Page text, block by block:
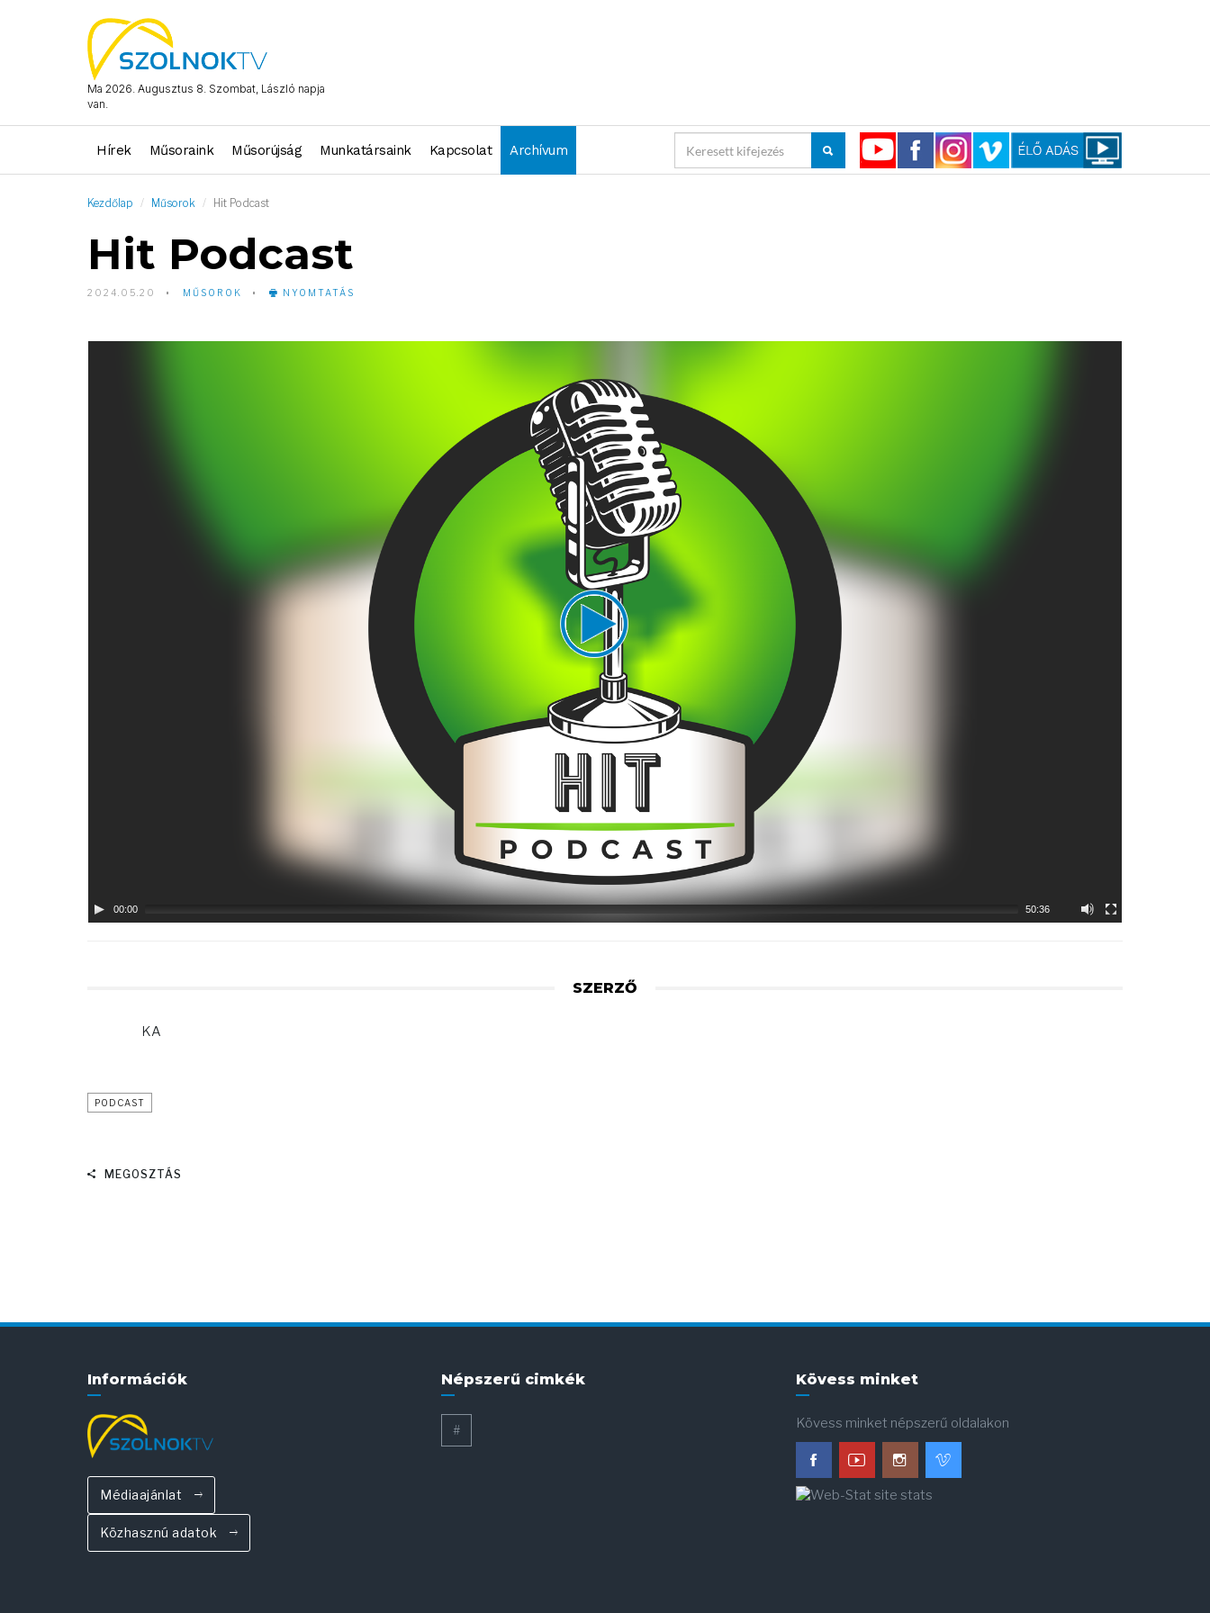
Ma 2026. Augusztus 8. Szombat, László napja
van.
Hírek Műsoraink Műsorújság Munkatársaink Kapcsolat Archívum
Kezdőlap Műsorok Hit Podcast
Hit Podcast
2024.05.20 MŰSOROK NYOMTATÁS
00:00 50:36
SZERZŐ
KA
PODCAST
MEGOSZTÁS
Információk
Médiaajánlat
Közhasznú adatok
Népszerű cimkék
#
Kövess minket
Kövess minket népszerű oldalakon